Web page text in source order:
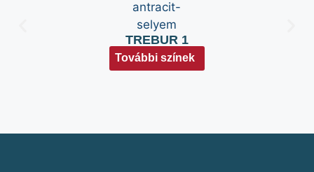
TREBUR 1
További színek